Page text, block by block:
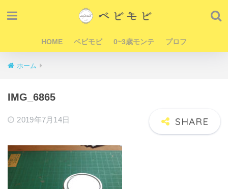
HOME ベビモビ 0~3歳モンテ プロフ
ホーム
IMG_6865
2019年7月14日